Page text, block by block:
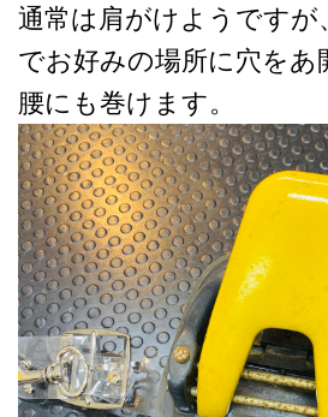
通常は肩がけようですが
でお好みの場所に穴をあ
腰にも巻けます。